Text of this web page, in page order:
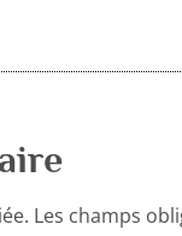
Les champs